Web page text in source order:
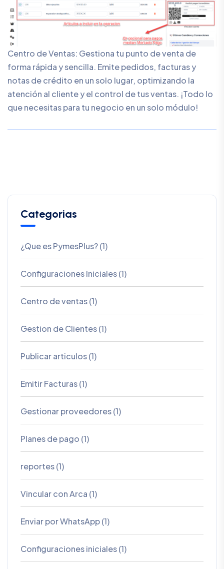
Centro de Ventas: Gestiona tu punto de venta de
forma rápida y sencilla. Emite pedidos, facturas y
notas de crédito en un solo lugar, optimizando la
atención al cliente y el control de tus ventas. ¡Todo lo
que necesitas para tu negocio en un solo módulo!
Categorias
¿Que es PymesPlus? (1)
Configuraciones Iniciales (1)
Centro de ventas (1)
Gestion de Clientes (1)
Publicar articulos (1)
Emitir Facturas (1)
Gestionar proveedores (1)
Planes de pago (1)
reportes (1)
Vincular con Arca (1)
Enviar por WhatsApp (1)
Configuraciones iniciales (1)